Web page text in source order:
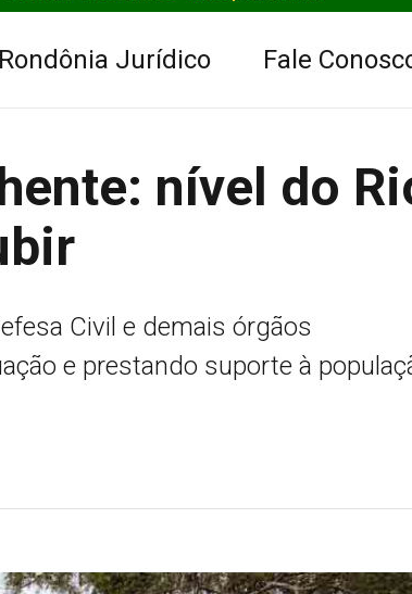
Rondônia Jurídico Fale
nível do
Civil e demais órgãos
e prestando suporte à